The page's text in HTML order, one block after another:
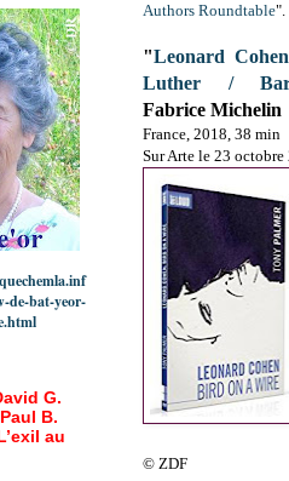
Authors Roundtable".
"Leonard
Luther /
Fabrice Michelin
France, 2018, 38 min
Sur Arte le 23
© ZDF
de-bat-yeor-
G.
B.
au